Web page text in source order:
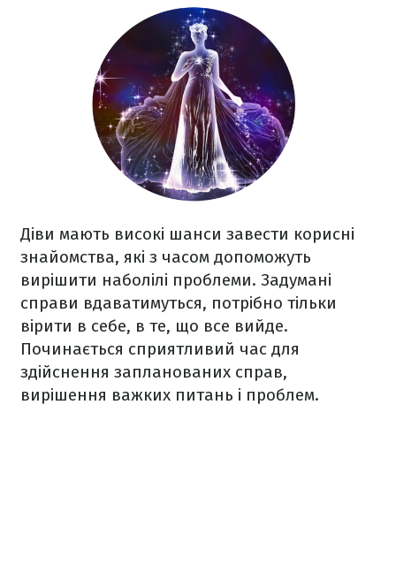
Діви мають високі шанси завести корисні
знайомства, які з часом допоможуть
вирішити наболілі проблеми. Задумані
справи вдаватимуться, потрібно тільки
вірити в себе, в те, що все вийде.
Починається сприятливий час для
здійснення запланованих справ,
вирішення важких питань і проблем.